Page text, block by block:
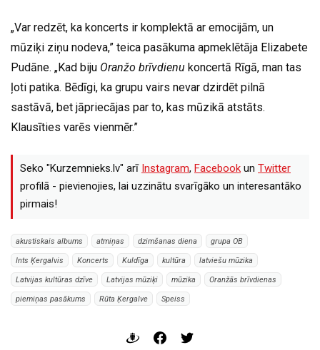
„Var redzēt, ka koncerts ir komplektā ar emocijām, un
mūziķi ziņu nodeva,” teica pasākuma apmeklētāja Elizabete
Pudāne. „Kad biju Oranžo brīvdienu koncertā Rīgā, man tas
ļoti patika. Bēdīgi, ka grupu vairs nevar dzirdēt pilnā
sastāvā, bet jāpriecājas par to, kas mūzikā atstāts.
Klausīties varēs vienmēr.”
Seko "Kurzemnieks.lv" arī Instagram, Facebook un Twitter
profilā - pievienojies, lai uzzinātu svarīgāko un interesantāko
pirmais!
akustiskais albums atmiņas dzimšanas diena grupa OB
Ints Ķergalvis Koncerts Kuldīga kultūra latviešu mūzika
Latvijas kultūras dzīve Latvijas mūziķi mūzika Oranžās brīvdienas
piemiņas pasākums Rūta Ķergalve Speiss